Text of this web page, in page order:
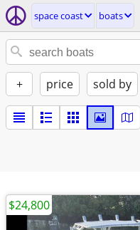
space coast boats
+ price sold by
$24,800